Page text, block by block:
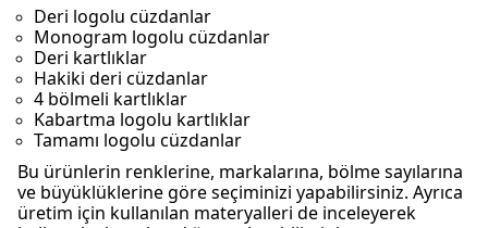
Deri logolu cüzdanlar
Monogram logolu cüzdanlar
Deri kartlıklar
Hakiki deri cüzdanlar
4 bölmeli kartlıklar
Kabartma logolu kartlıklar
Tamamı logolu cüzdanlar
Bu ürünlerin renklerine, markalarına, bölme sayılarına
ve büyüklüklerine göre seçiminizi yapabilirsiniz. Ayrıca
üretim için kullanılan materyalleri de inceleyerek